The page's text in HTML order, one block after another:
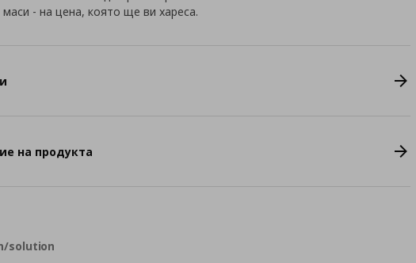
маси - на цена, която ще ви хареса.
на продукта
solution